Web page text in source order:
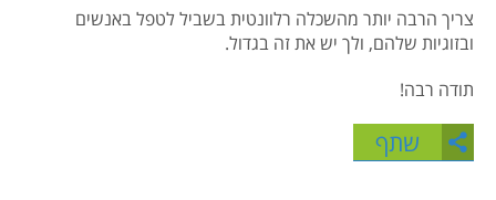
צריך הרבה יותר מהשכלה רלוונטית בשביל לטפל באנשים
ובזוגיות שלהם, ולך יש את זה בגדול.
תודה רבה!
i שתף